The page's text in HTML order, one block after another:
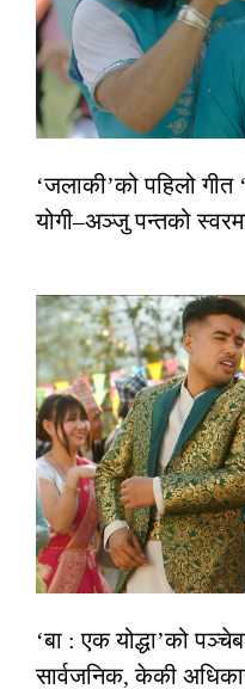
‘जलाकी’को पहिलो
योगी–अञ्जु पन्तको
‘बा : एक योद्धा’को
सार्वजनिक, केकी